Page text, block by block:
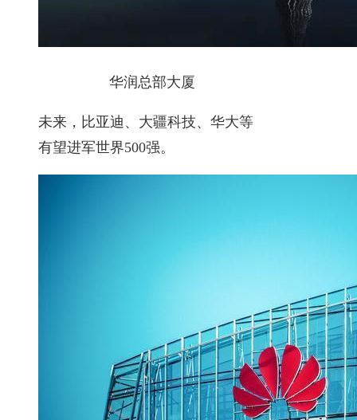
华润总部大厦
未来，比亚迪、大疆科技、华大等
有望进军世界500强。